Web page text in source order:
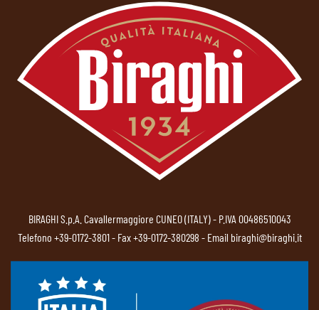
BIRAGHI S.p.A. Cavallermaggiore CUNEO (ITALY) - P.IVA 00486510043
Telefono +39-0172-3801- Fax +39-0172-380298 - Email biraghi@biraghi.it